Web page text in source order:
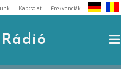
Kapcsolat Frekvenciák